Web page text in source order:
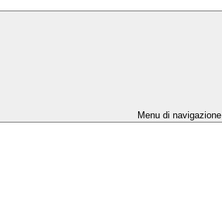
Menu di navigazione